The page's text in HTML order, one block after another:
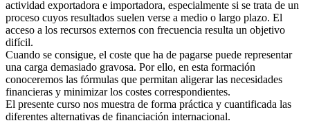
actividad exportadora e importadora, especialmente si se trata de un
proceso cuyos resultados suelen verse a medio o largo plazo. El
acceso a los recursos externos con frecuencia resulta un objetivo
difícil.
Cuando se consigue, el coste que ha de pagarse puede representar
una carga demasiado gravosa. Por ello, en esta formación
conoceremos las fórmulas que permitan aligerar las necesidades
financieras y minimizar los costes correspondientes.
El presente curso nos muestra de forma práctica y cuantificada las
diferentes alternativas de financiación internacional.